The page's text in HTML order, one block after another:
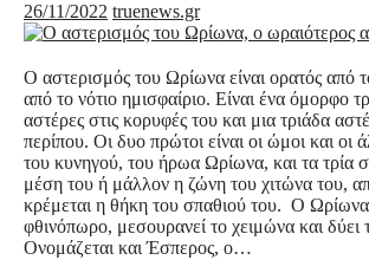
26/11/2022 truenews.gr
Ο αστερισμός του Ωρίωνα είναι ορατός από
από το νότιο ημισφαίριο. Είναι ένα όμορφο
αστέρες στις κορυφές του και μια τριάδα
περίπου. Οι δυο πρώτοι είναι οι ώμοι και οι
του κυνηγού, του ήρωα Ωρίωνα, και τα τρία
μέση του ή μάλλον η ζώνη του χιτώνα του,
κρέμεται η θήκη του σπαθιού του. Ο
φθινόπωρο, μεσουρανεί το χειμώνα και δύει
Ονομάζεται και Έσπερος, ο…